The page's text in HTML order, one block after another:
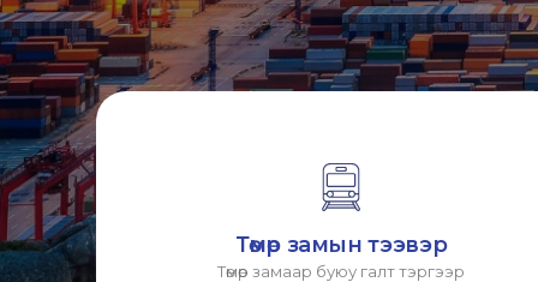
Төмөр замын тээвэр
Төмөр замаар буюу галт тэргээр